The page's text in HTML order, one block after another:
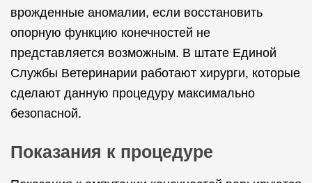
врожденные аномалии, если восстановить
опорную функцию конечностей не
представляется возможным. В штате Единой
Службы Ветеринарии работают хирурги, которые
сделают данную процедуру максимально
безопасной.
Показания к процедуре